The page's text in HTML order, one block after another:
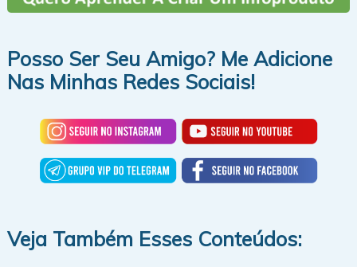
Posso Ser Seu Amigo? Me Adicione
Nas Minhas Redes Sociais!
Veja Também Esses Conteúdos: